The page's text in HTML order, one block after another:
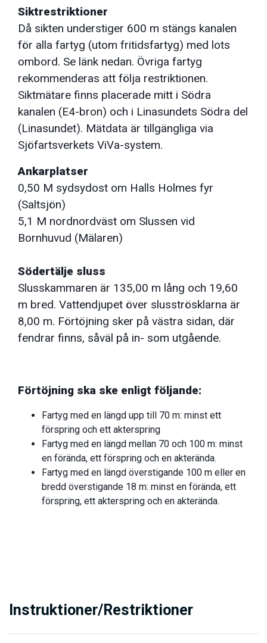
Siktrestriktioner
Då sikten understiger 600 m stängs kanalen
för alla fartyg (utom fritidsfartyg) med lots
ombord. Se länk nedan. Övriga fartyg
rekommenderas att följa restriktionen.
Siktmätare finns placerade mitt i Södra
kanalen (E4-bron) och i Linasundets Södra del
(Linasundet). Mätdata är tillgängliga via
Sjöfartsverkets ViVa-system.
Ankarplatser
0,50 M sydsydost om Halls Holmes fyr
(Saltsjön)
5,1 M nordnordväst om Slussen vid
Bornhuvud (Mälaren)
Södertälje sluss
Slusskammaren är 135,00 m lång och 19,60
m bred. Vattendjupet över slusströsklarna är
8,00 m. Förtöjning sker på västra sidan, där
fendrar finns, såväl på in- som utgående.
Förtöjning ska ske enligt följande:
Fartyg med en längd upp till 70 m: minst ett
förspring och ett akterspring
Fartyg med en längd mellan 70 och 100 m: minst
en förända, ett förspring och en akterända.
Fartyg med en längd överstigande 100 m eller en
bredd överstigande 18 m: minst en förända, ett
förspring, ett akterspring och en akterända.
Instruktioner/Restriktioner